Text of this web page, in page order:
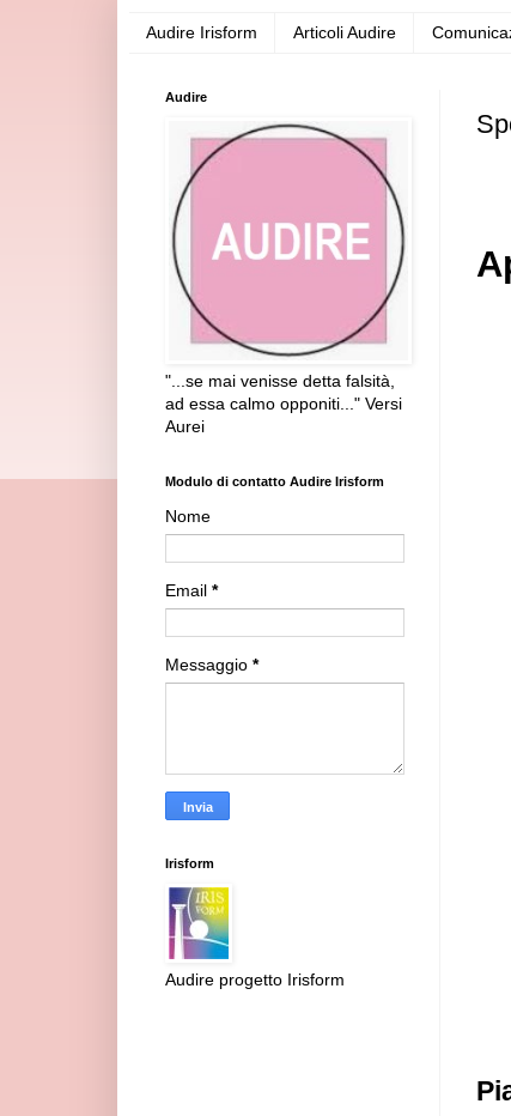
Audire Irisform Articoli Audire
Audire
"...se mai venisse detta falsità,
ad essa calmo opponiti..." Versi
Aurei
Modulo di contatto Audire Irisform
Nome
Email *
Messaggio *
Irisform
Audire progetto Irisform